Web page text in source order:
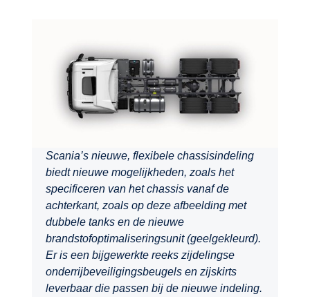
Scania’s nieuwe, flexibele chassisindeling
biedt nieuwe mogelijkheden, zoals het
specificeren van het chassis vanaf de
achterkant, zoals op deze afbeelding met
dubbele tanks en de nieuwe
brandstofoptimaliseringsunit (geelgekleurd).
Er is een bijgewerkte reeks zijdelingse
onderrijbeveiligingsbeugels en zijskirts
leverbaar die passen bij de nieuwe indeling.